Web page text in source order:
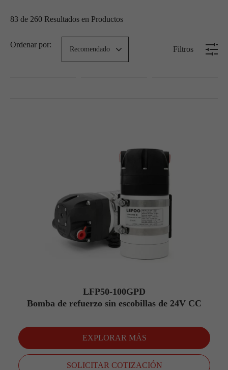
83 de 260 Resultados en Productos
Ordenar por:
Recomendado Filtros
LFP50-100GPD
Bomba de refuerzo sin escobillas de 24V CC
EXPLORAR MÁS
SOLICITAR COTIZACIÓN